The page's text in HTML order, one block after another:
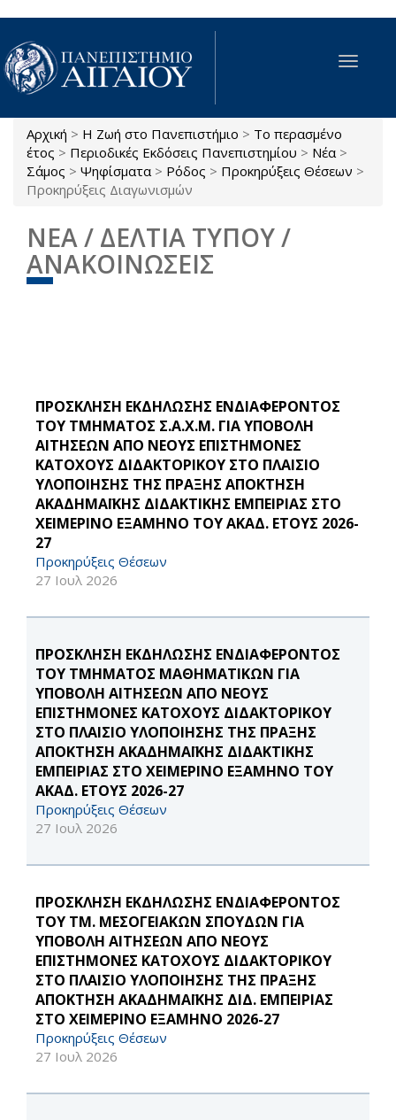
Παράκαμψη προς το κυρίως περιεχόμενο
Toggle
Είστε εδώ
Αρχική > Η Ζωή στο Πανεπιστήμιο > Το περασμένο
έτος > Περιοδικές Εκδόσεις Πανεπιστημίου > Νέα >
Σάμος > Ψηφίσματα > Ρόδος > Προκηρύξεις Θέσεων >
Προκηρύξεις Διαγωνισμών
ΝΕΑ / ΔΕΛΤΙΑ ΤΥΠΟΥ /
ΑΝΑΚΟΙΝΩΣΕΙΣ
ΠΡΟΣΚΛΗΣΗ ΕΚΔΗΛΩΣΗΣ ΕΝΔΙΑΦΕΡΟΝΤΟΣ
ΤΟΥ ΤΜΗΜΑΤΟΣ Σ.Α.Χ.Μ. ΓΙΑ ΥΠΟΒΟΛΗ
ΑΙΤΗΣΕΩΝ ΑΠΟ ΝΕΟΥΣ ΕΠΙΣΤΗΜΟΝΕΣ
ΚΑΤΟΧΟΥΣ ΔΙΔΑΚΤΟΡΙΚΟΥ ΣΤΟ ΠΛΑΙΣΙΟ
ΥΛΟΠΟΙΗΣΗΣ ΤΗΣ ΠΡΑΞΗΣ ΑΠΟΚΤΗΣΗ
ΑΚΑΔΗΜΑΪΚΗΣ ΔΙΔΑΚΤΙΚΗΣ ΕΜΠΕΙΡΙΑΣ ΣΤΟ
ΧΕΙΜΕΡΙΝΟ ΕΞΑΜΗΝΟ ΤΟΥ ΑΚΑΔ. ΕΤΟΥΣ 2026-
27
Προκηρύξεις Θέσεων
27 Ιουλ 2026
ΠΡΟΣΚΛΗΣΗ ΕΚΔΗΛΩΣΗΣ ΕΝΔΙΑΦΕΡΟΝΤΟΣ
ΤΟΥ ΤΜΗΜΑΤΟΣ ΜΑΘΗΜΑΤΙΚΩΝ ΓΙΑ
ΥΠΟΒΟΛΗ ΑΙΤΗΣΕΩΝ ΑΠΟ ΝΕΟΥΣ
ΕΠΙΣΤΗΜΟΝΕΣ ΚΑΤΟΧΟΥΣ ΔΙΔΑΚΤΟΡΙΚΟΥ
ΣΤΟ ΠΛΑΙΣΙΟ ΥΛΟΠΟΙΗΣΗΣ ΤΗΣ ΠΡΑΞΗΣ
ΑΠΟΚΤΗΣΗ ΑΚΑΔΗΜΑΪΚΗΣ ΔΙΔΑΚΤΙΚΗΣ
ΕΜΠΕΙΡΙΑΣ ΣΤΟ ΧΕΙΜΕΡΙΝΟ ΕΞΑΜΗΝΟ ΤΟΥ
ΑΚΑΔ. ΕΤΟΥΣ 2026-27
Προκηρύξεις Θέσεων
27 Ιουλ 2026
ΠΡΟΣΚΛΗΣΗ ΕΚΔΗΛΩΣΗΣ ΕΝΔΙΑΦΕΡΟΝΤΟΣ
ΤΟΥ ΤΜ. ΜΕΣΟΓΕΙΑΚΩΝ ΣΠΟΥΔΩΝ ΓΙΑ
ΥΠΟΒΟΛΗ ΑΙΤΗΣΕΩΝ ΑΠΟ ΝΕΟΥΣ
ΕΠΙΣΤΗΜΟΝΕΣ ΚΑΤΟΧΟΥΣ ΔΙΔΑΚΤΟΡΙΚΟΥ
ΣΤΟ ΠΛΑΙΣΙΟ ΥΛΟΠΟΙΗΣΗΣ ΤΗΣ ΠΡΑΞΗΣ
ΑΠΟΚΤΗΣΗ ΑΚΑΔΗΜΑΪΚΗΣ ΔΙΔ. ΕΜΠΕΙΡΙΑΣ
ΣΤΟ ΧΕΙΜΕΡΙΝΟ ΕΞΑΜΗΝΟ 2026-27
Προκηρύξεις Θέσεων
27 Ιουλ 2026